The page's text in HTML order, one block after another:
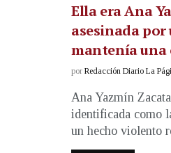
Ella era Ana
asesinada por
mantenía una
por Redacción Diario La
Ana Yazmín
identificada como
un hecho violento